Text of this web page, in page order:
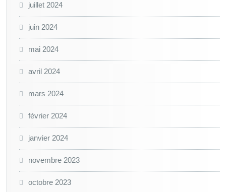
juillet 2024
juin 2024
mai 2024
avril 2024
mars 2024
février 2024
janvier 2024
novembre 2023
octobre 2023